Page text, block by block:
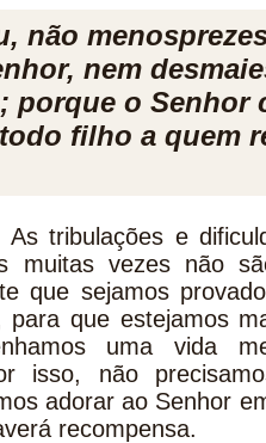
não
nem
porque o Senhor
filho a quem
As tribulações e
muitas vezes não
que sejamos
para que estejamos
uma vida
isso, não
adorar ao Senhor
recompensa.